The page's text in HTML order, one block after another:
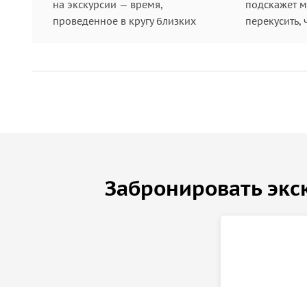
на экскурсии — время,
проведенное в кругу близких
подскажет
перекусить,
Забронировать